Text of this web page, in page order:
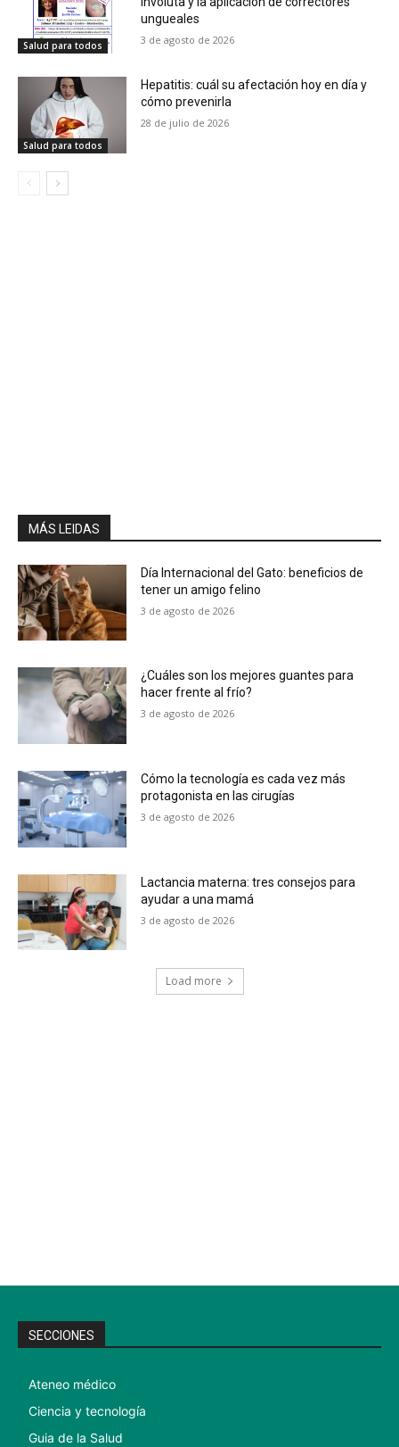
Salud para todos
ungueales
3 de agosto de 2026
Salud para todos
Hepatitis: cuál su afectación hoy en día y
cómo prevenirla
28 de julio de 2026
MÁS LEIDAS
Día Internacional del Gato: beneficios de
tener un amigo felino
3 de agosto de 2026
¿Cuáles son los mejores guantes para
hacer frente al frío?
3 de agosto de 2026
Cómo la tecnología es cada vez más
protagonista en las cirugías
3 de agosto de 2026
Lactancia materna: tres consejos para
ayudar a una mamá
3 de agosto de 2026
Load more
SECCIONES
Ateneo médico
Ciencia y tecnología
Guia de la Salud